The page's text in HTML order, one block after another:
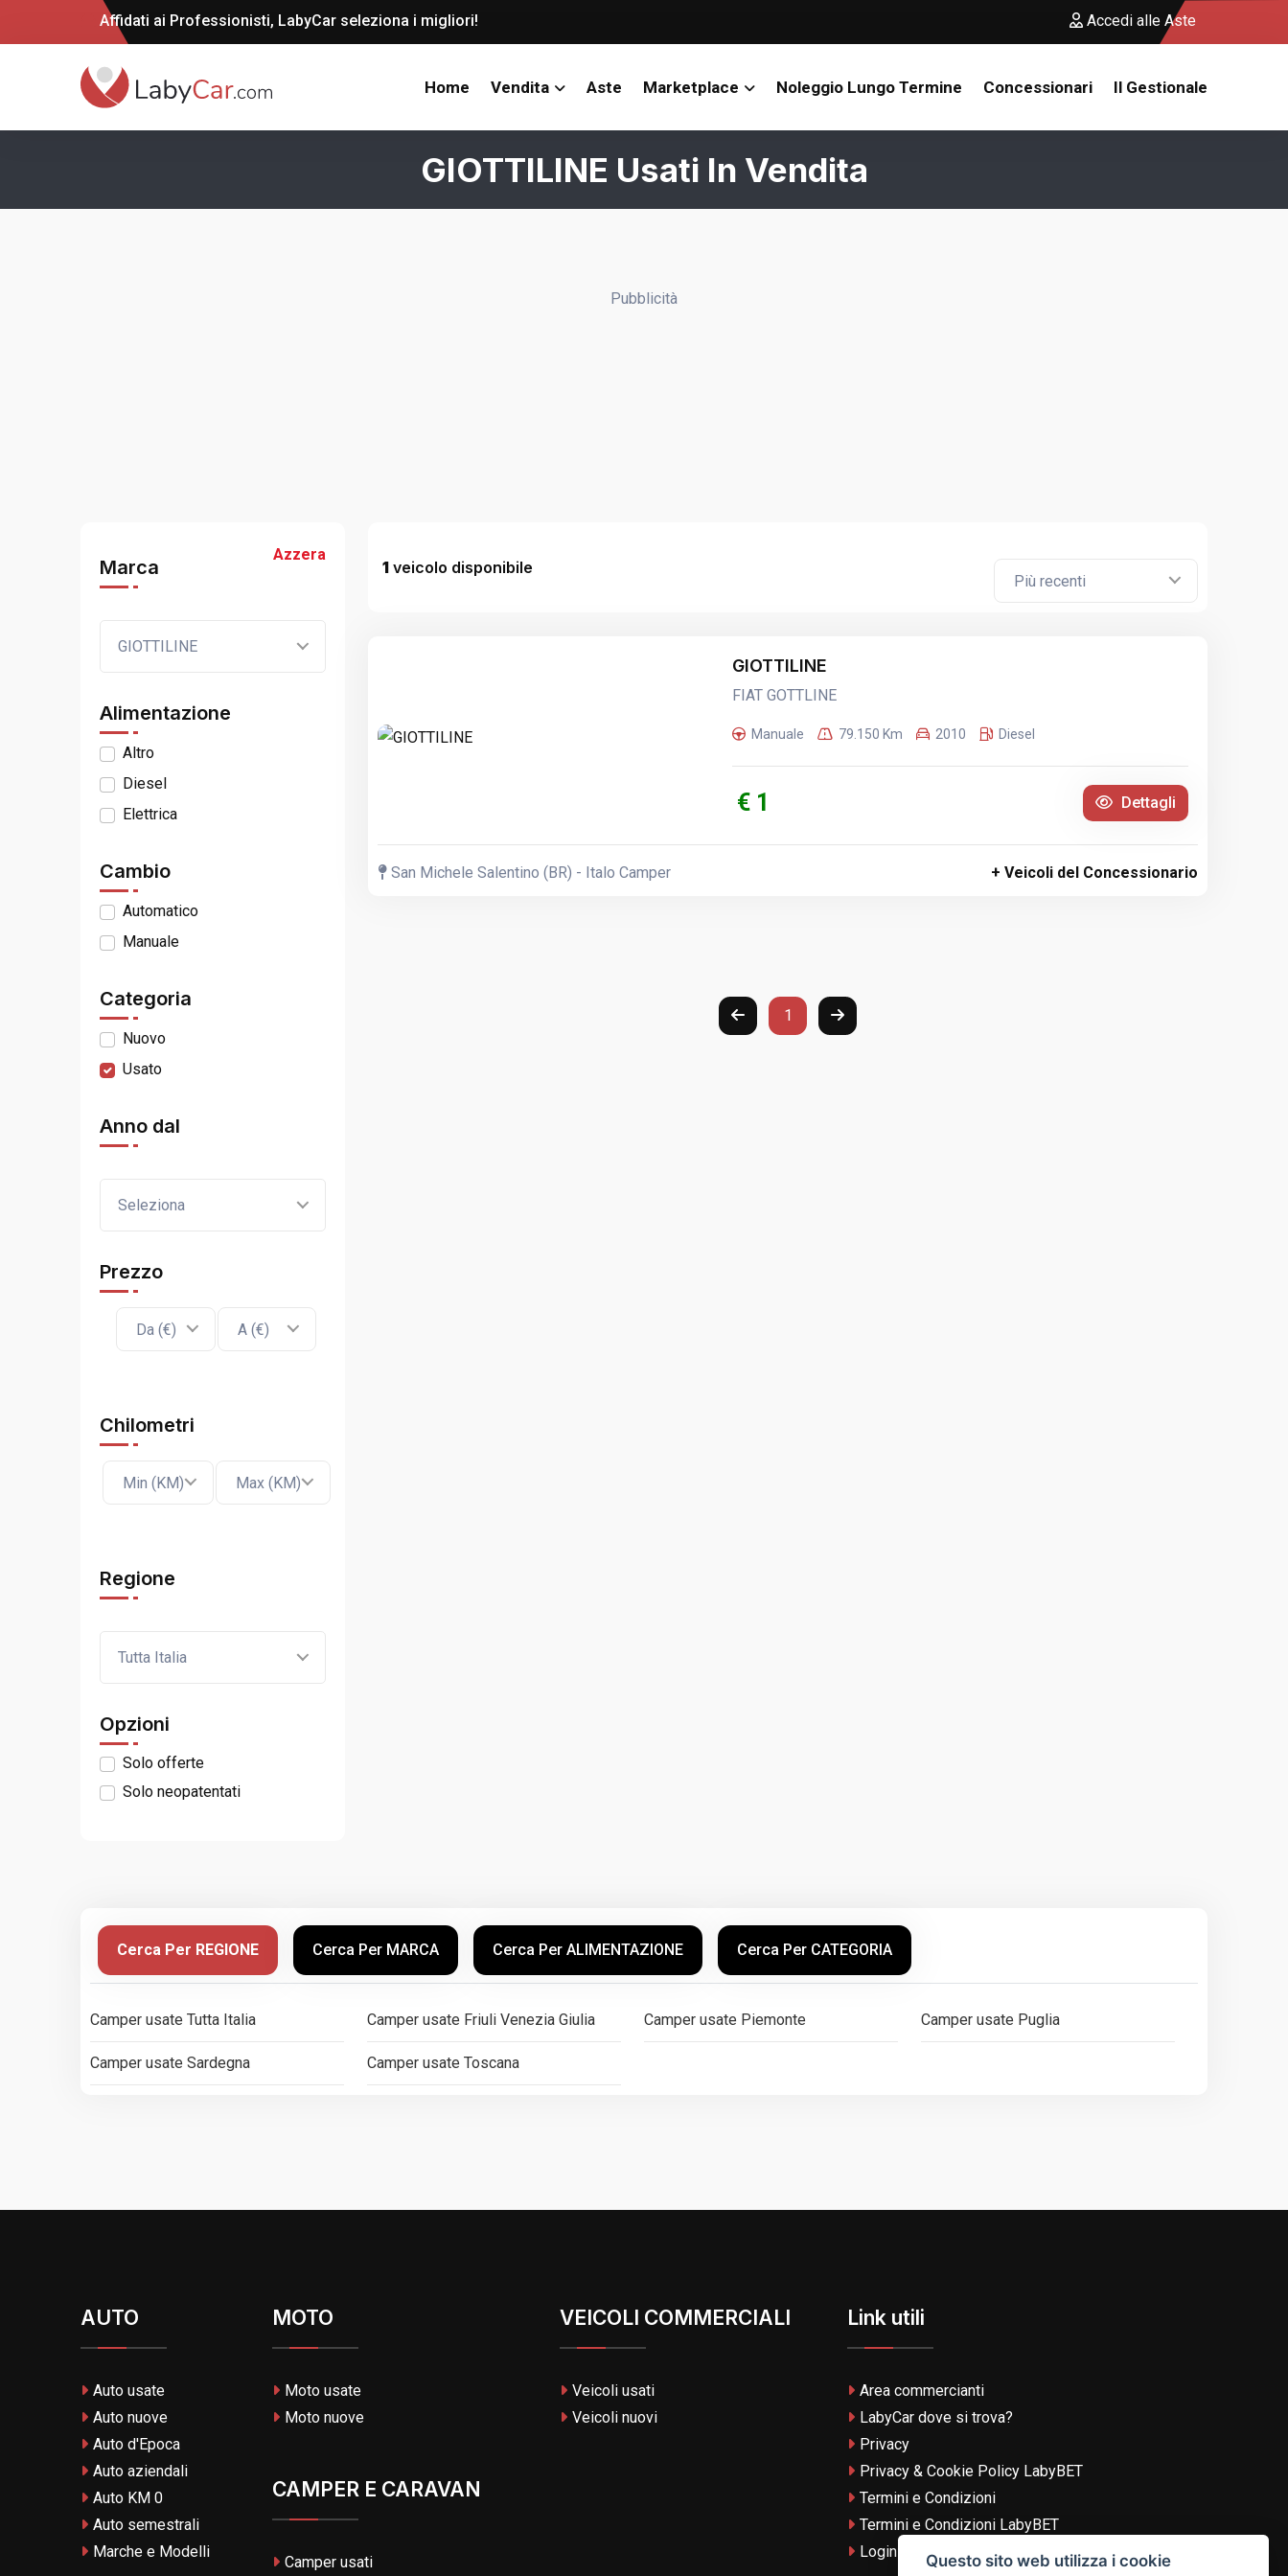
Affidati ai Professionisti, LabyCar seleziona i migliori! Accedi alle Aste
Home Vendita Aste Marketplace Noleggio Lungo Termine Concessionari Il Gestionale
GIOTTILINE Usati In Vendita
Pubblicità
Azzera
Marca
GIOTTILINE
Alimentazione
Altro
Diesel
Elettrica
Cambio
Automatico
Manuale
Categoria
Nuovo
Usato
Anno dal
Seleziona
Prezzo
Da (€) A (€)
Chilometri
Min (KM) Max (KM)
Regione
Tutta Italia
Opzioni
Solo offerte
Solo neopatentati
1 veicolo disponibile
Più recenti
GIOTTILINE
FIAT GOTTLINE
Manuale 79.150 Km 2010 Diesel
€ 1 Dettagli
San Michele Salentino (BR) - Italo Camper + Veicoli del Concessionario
1
Cerca Per REGIONE Cerca Per MARCA Cerca Per ALIMENTAZIONE Cerca Per CATEGORIA
Camper usate Tutta Italia Camper usate Friuli Venezia Giulia Camper usate Piemonte Camper usate Puglia
Camper usate Sardegna Camper usate Toscana
AUTO
Auto usate
Auto nuove
Auto d'Epoca
Auto aziendali
Auto KM 0
Auto semestrali
Marche e Modelli
MOTO
Moto usate
Moto nuove
CAMPER E CARAVAN
Camper usati
VEICOLI COMMERCIALI
Veicoli usati
Veicoli nuovi
Link utili
Area commercianti
LabyCar dove si trova?
Privacy
Privacy & Cookie Policy LabyBET
Termini e Condizioni
Termini e Condizioni LabyBET
Login con TikTokQuesto sito web utilizza i cookie